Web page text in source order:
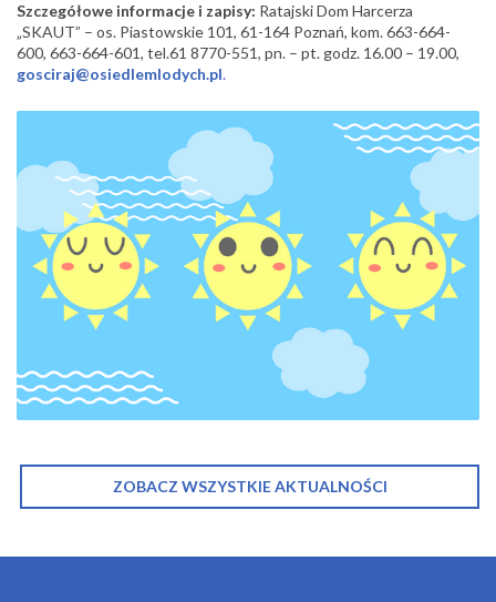
Szczegółowe informacje i zapisy: Ratajski Dom Harcerza
„SKAUT” – os. Piastowskie 101, 61-164 Poznań, kom. 663-664-
600, 663-664-601, tel.61 8770-551, pn. – pt. godz. 16.00 – 19.00,
gosciraj@osiedlemlodych.pl.
ZOBACZ WSZYSTKIE AKTUALNOŚCI